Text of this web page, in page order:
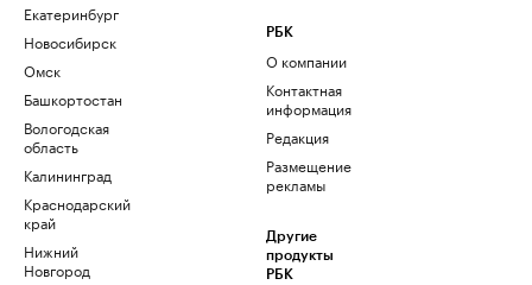
Екатеринбург
Новосибирск
Омск
Башкортостан
Вологодская
область
Калининград
Краснодарский
край
Нижний
Новгород
РБК
О компании
Контактная
информация
Редакция
Размещение
рекламы
Другие
продукты
РБК